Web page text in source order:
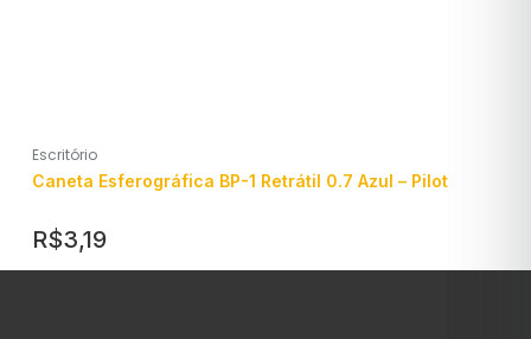
Escritório
Caneta Esferográfica BP-1 Retrátil 0.7 Azul – Pilot
R$3,19